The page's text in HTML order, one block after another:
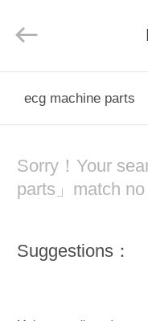
SOBRE
EXCURSÃO
FÁBRICA
Rights
ecg machine parts
Sorry！Your
parts」match
Suggestions：